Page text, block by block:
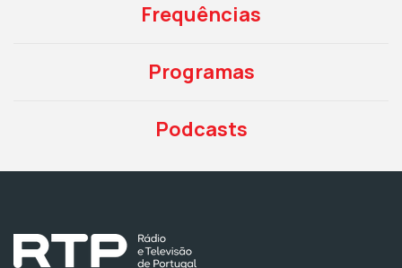
Frequências
Programas
Podcasts